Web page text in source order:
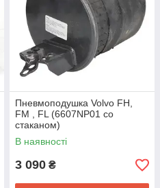
Пневмоподушка Volvo FH,
FM , FL (6607NP01 со
стаканом)
В наявності
3 090 ₴